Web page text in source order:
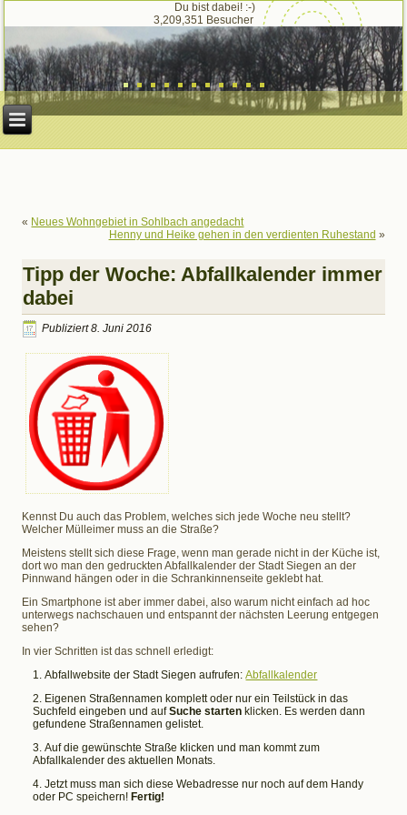
Du bist dabei! :-)
3,209,351 Besucher
« Neues Wohngebiet in Sohlbach angedacht
Henny und Heike gehen in den verdienten Ruhestand »
Tipp der Woche: Abfallkalender immer
dabei
Publiziert 8. Juni 2016
Kennst Du auch das Problem, welches sich jede Woche neu stellt?
Welcher Mülleimer muss an die Straße?
Meistens stellt sich diese Frage, wenn man gerade nicht in der Küche ist,
dort wo man den gedruckten Abfallkalender der Stadt Siegen an der
Pinnwand hängen oder in die Schrankinnenseite geklebt hat.
Ein Smartphone ist aber immer dabei, also warum nicht einfach ad hoc
unterwegs nachschauen und entspannt der nächsten Leerung entgegen
sehen?
In vier Schritten ist das schnell erledigt:
Abfallwebsite der Stadt Siegen aufrufen:Abfallkalender
Eigenen Straßennamen komplett oder nur ein Teilstück in das
Suchfeld eingeben und aufSuche starten klicken. Es werden dann
gefundene Straßennamen gelistet.
Auf die gewünschte Straße klicken und man kommt zum
Abfallkalender des aktuellen Monats.
Jetzt muss man sich diese Webadresse nur noch auf dem Handy
oder PC speichern! Fertig!